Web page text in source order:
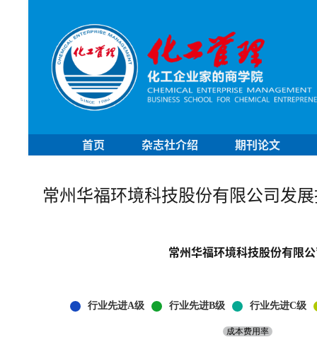
首页 杂志社介绍 期刊论文
常州华福环境科技股份有限公司发
常州华福环境科技股份有限